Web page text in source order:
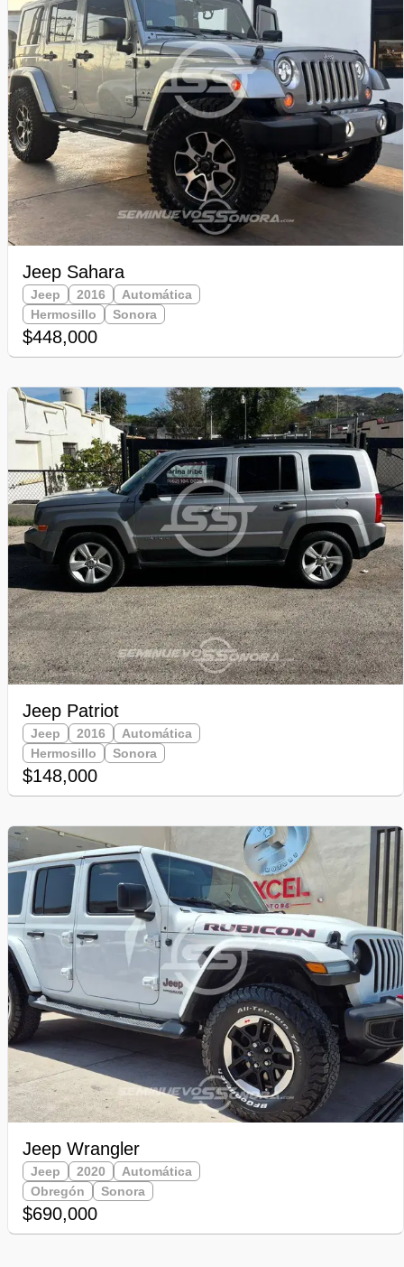
Jeep Sahara
Jeep 2016
Automática
Hermosillo
Sonora
$448,000
Jeep Patriot
Jeep 2016
Automática
Hermosillo
Sonora
$148,000
Jeep Wrangler
Jeep 2020
Automática
Obregón
Sonora
$690,000